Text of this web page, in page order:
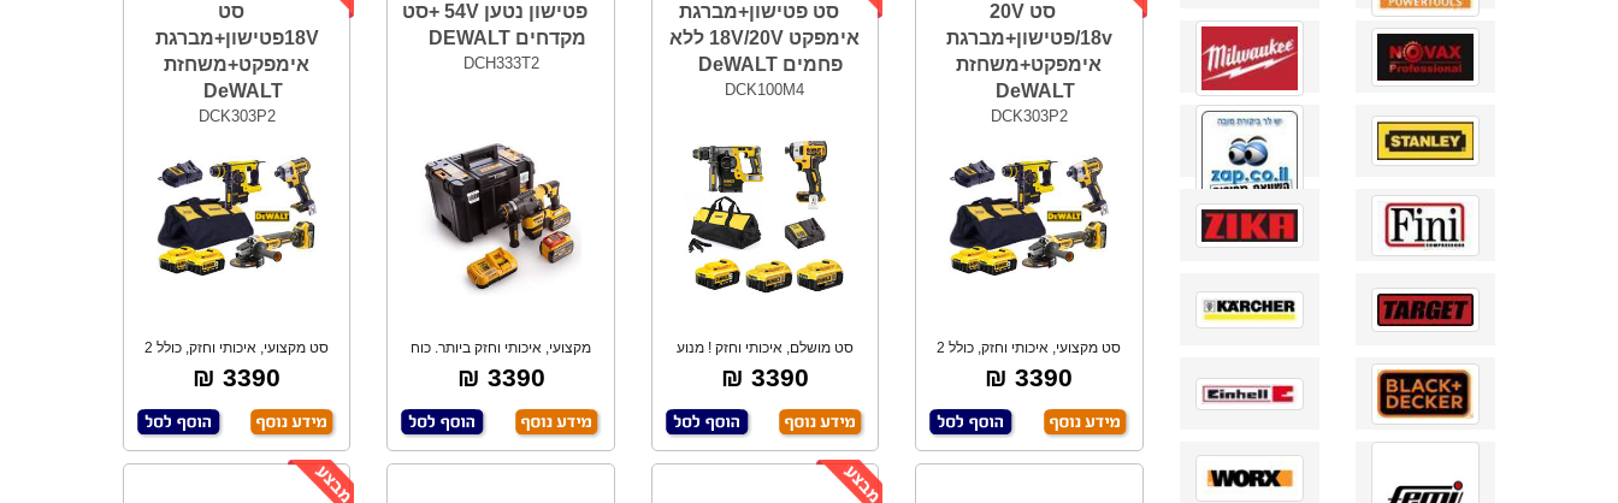
סט 20V
/18vפטישון+מברגת
אימפקט+משחזת
DeWALT
DCK303P2
סט מקצועי, איכותי וחזק, כולל 2
סוללות
3390 ₪
סט פטישון+מברגת
אימפקט 18V/20V ללא
פחמים DeWALT
DCK100M4
סט מושלם, איכותי וחזק ! מנוע
BRUSHLESS -
3390 ₪
פטישון נטען 54V +סט
מקדחים DEWALT
DCH333T2
מקצועי, איכותי וחזק ביותר. כוח
הלימה .3.
3390 ₪
סט
18Vפטישון+מברגת
אימפקט+משחזת
DeWALT
DCK303P2
סט מקצועי, איכותי וחזק, כולל 2
סוללות
3390 ₪